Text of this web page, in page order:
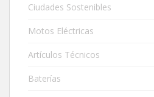
Ciudades Sostenibles
Motos Eléctricas
Artículos Técnicos
Baterías